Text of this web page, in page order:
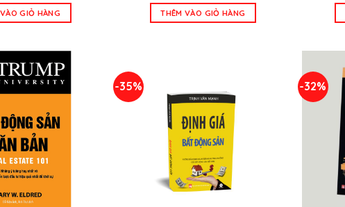
là:
252.000 ₫.là:
GIỎ HÀNG là:
798.000 ₫.là:
THÊM VÀO GIỎ HÀNG
-35% -32%